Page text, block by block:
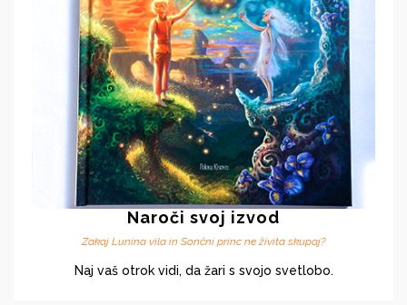
Naroči svoj izvod
Zakaj Lunina vila in Sončni princ ne živita skupaj?
Naj vaš otrok vidi, da žari s svojo svetlobo.